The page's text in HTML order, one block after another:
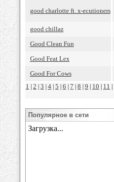
good charlotte ft. x-ecutioners
good chillaz
Good Clean Fun
Good Feat Lex
Good For Cows
1 2 3 4 5 6 7 8 9 10 11
Популярное в сети